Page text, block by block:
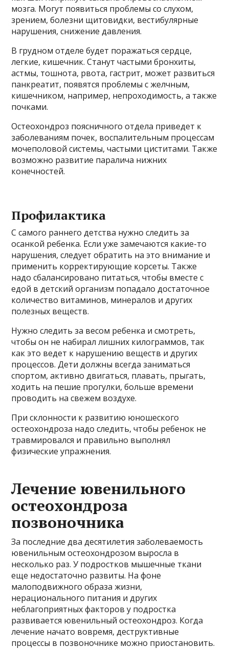
мозга. Могут появиться проблемы со слухом,
зрением, болезни щитовидки, вестибулярные
нарушения, снижение давления.
В грудном отделе будет поражаться сердце,
легкие, кишечник. Станут частыми бронхиты,
астмы, тошнота, рвота, гастрит, может развиться
панкреатит, появятся проблемы с желчным,
кишечником, например, непроходимость, а также
почками.
Остеохондроз поясничного отдела приведет к
заболеваниям почек, воспалительным процессам
мочеполовой системы, частыми циститами. Также
возможно развитие паралича нижних
конечностей.
Профилактика
С самого раннего детства нужно следить за
осанкой ребенка. Если уже замечаются какие-то
нарушения, следует обратить на это внимание и
применить корректирующие корсеты. Также
надо сбалансировано питаться, чтобы вместе с
едой в детский организм попадало достаточное
количество витаминов, минералов и других
полезных веществ.
Нужно следить за весом ребенка и смотреть,
чтобы он не набирал лишних килограммов, так
как это ведет к нарушению веществ и других
процессов. Дети должны всегда заниматься
спортом, активно двигаться, плавать, прыгать,
ходить на пешие прогулки, больше времени
проводить на свежем воздухе.
При склонности к развитию юношеского
остеохондроза надо следить, чтобы ребенок не
травмировался и правильно выполнял
физические упражнения.
Лечение ювенильного
остеохондроза
позвоночника
За последние два десятилетия заболеваемость
ювенильным остеохондрозом выросла в
несколько раз. У подростков мышечные ткани
еще недостаточно развиты. На фоне
малоподвижного образа жизни,
нерационального питания и других
неблагоприятных факторов у подростка
развивается ювенильный остеохондроз. Когда
лечение начато вовремя, деструктивные
процессы в позвоночнике можно приостановить.